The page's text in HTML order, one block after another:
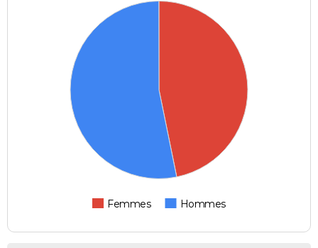
Femmes Hommes